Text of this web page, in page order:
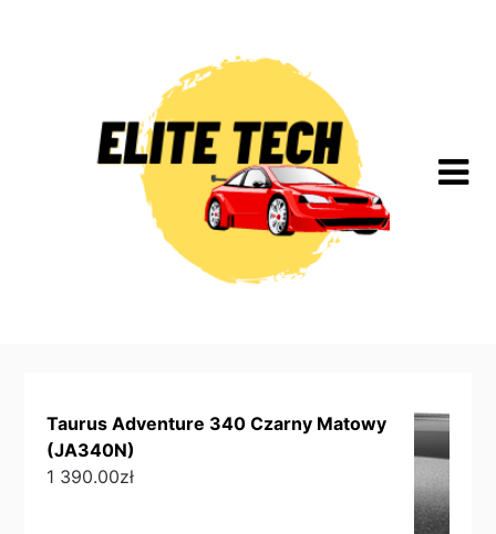
Taurus Adventure 340 Czarny Matowy
(JA340N)
1 390.00zł